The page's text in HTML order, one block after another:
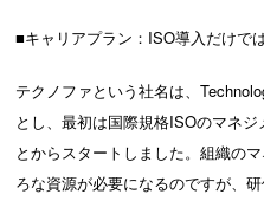
■キャリアプラン：ISO導入だけで
テクノファという社名は、
とし、最初は国際規格ISOのマネ
とからスタートしました。組織の
ろな資源が必要になるのですが、